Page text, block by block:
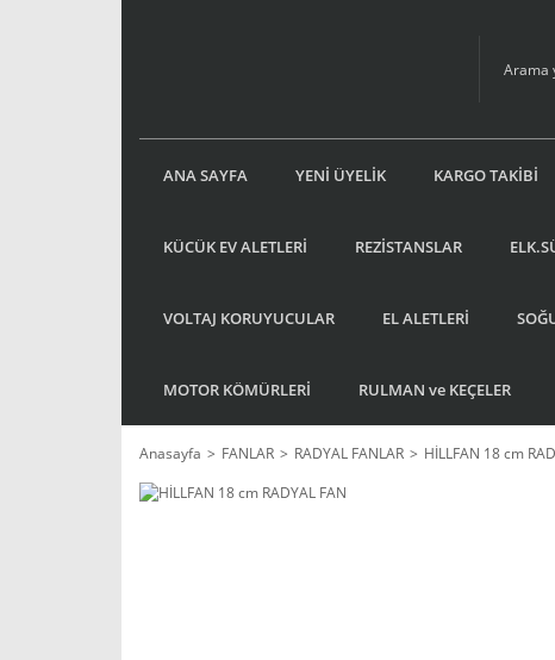
ANA SAYFA YENİ ÜYELİK KARGO TAKİBİ
KÜCÜK EV ALETLERİ REZİSTANSLAR
VOLTAJ KORUYUCULAR EL ALETLERİ
MOTOR KÖMÜRLERİ RULMAN ve KEÇELER
Anasayfa FANLAR RADYAL FANLAR HİLLFAN 18 cm